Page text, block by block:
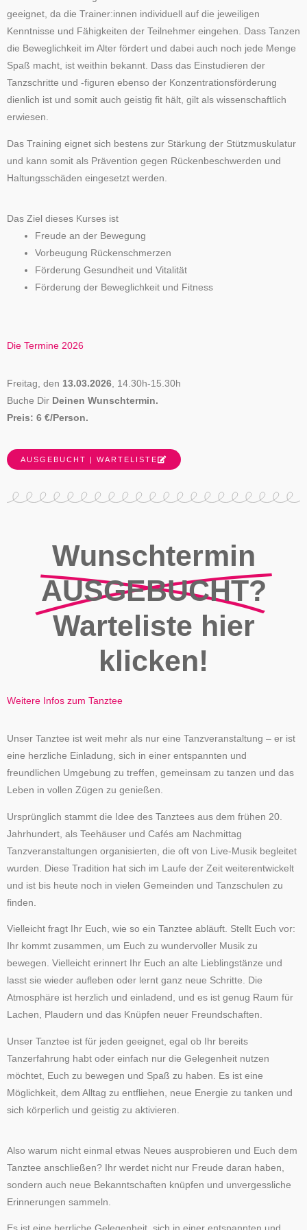
geeignet, da die Trainer:innen individuell auf die jeweiligen
Kenntnisse und Fähigkeiten der Teilnehmer eingehen. Dass Tanzen
die Beweglichkeit im Alter fördert und dabei auch noch jede Menge
Spaß macht, ist weithin bekannt. Dass das Einstudieren der
Tanzschritte und -figuren ebenso der Konzentrationsförderung
dienlich ist und somit auch geistig fit hält, gilt als wissenschaftlich
erwiesen.
Das Training eignet sich bestens zur Stärkung der Stützmuskulatur
und kann somit als Prävention gegen Rückenbeschwerden und
Haltungsschäden eingesetzt werden.
Das Ziel dieses Kurses ist
Freude an der Bewegung
Vorbeugung Rückenschmerzen
Förderung Gesundheit und Vitalität
Förderung der Beweglichkeit und Fitness
Die Termine 2026
Freitag, den 13.03.2026 , 14.30h-15.30h
Buche Dir Deinen Wunschtermin.
Preis: 6 €/Person.
AUSGEBUCHT | WARTELISTE
Wunschtermin
AUSGEBUCHT?
Warteliste hier
klicken!
Weitere Infos zum Tanztee
Unser Tanztee ist weit mehr als nur eine Tanzveranstaltung – er ist
eine herzliche Einladung, sich in einer entspannten und
freundlichen Umgebung zu treffen, gemeinsam zu tanzen und das
Leben in vollen Zügen zu genießen.
Ursprünglich stammt die Idee des Tanztees aus dem frühen 20.
Jahrhundert, als Teehäuser und Cafés am Nachmittag
Tanzveranstaltungen organisierten, die oft von Live-Musik begleitet
wurden. Diese Tradition hat sich im Laufe der Zeit weiterentwickelt
und ist bis heute noch in vielen Gemeinden und Tanzschulen zu
finden.
Vielleicht fragt Ihr Euch, wie so ein Tanztee abläuft. Stellt Euch vor:
Ihr kommt zusammen, um Euch zu wundervoller Musik zu
bewegen. Vielleicht erinnert Ihr Euch an alte Lieblingstänze und
lasst sie wieder aufleben oder lernt ganz neue Schritte. Die
Atmosphäre ist herzlich und einladend, und es ist genug Raum für
Lachen, Plaudern und das Knüpfen neuer Freundschaften.
Unser Tanztee ist für jeden geeignet, egal ob Ihr bereits
Tanzerfahrung habt oder einfach nur die Gelegenheit nutzen
möchtet, Euch zu bewegen und Spaß zu haben. Es ist eine
Möglichkeit, dem Alltag zu entfliehen, neue Energie zu tanken und
sich körperlich und geistig zu aktivieren.
Also warum nicht einmal etwas Neues ausprobieren und Euch dem
Tanztee anschließen? Ihr werdet nicht nur Freude daran haben,
sondern auch neue Bekanntschaften knüpfen und unvergessliche
Erinnerungen sammeln.